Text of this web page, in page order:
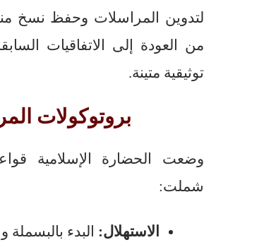
لتدوين المراسلات وحفظ نسخ
من العودة إلى الاتفاقيات
توثيقية متينة.
بروتوكولات
وضعت الحضارة الإسلامية
شملت:
الاستهلال: البدء